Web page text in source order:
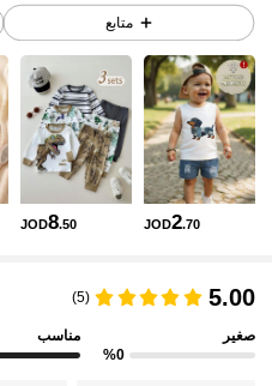
4.90 414K متابعون
4.90 414K متابعون
متابع
JOD2.70
JOD8.50
5.00
(5)
صغير
%0
مناسب